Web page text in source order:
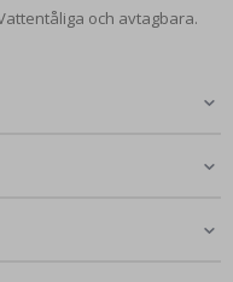
och avtagbara.